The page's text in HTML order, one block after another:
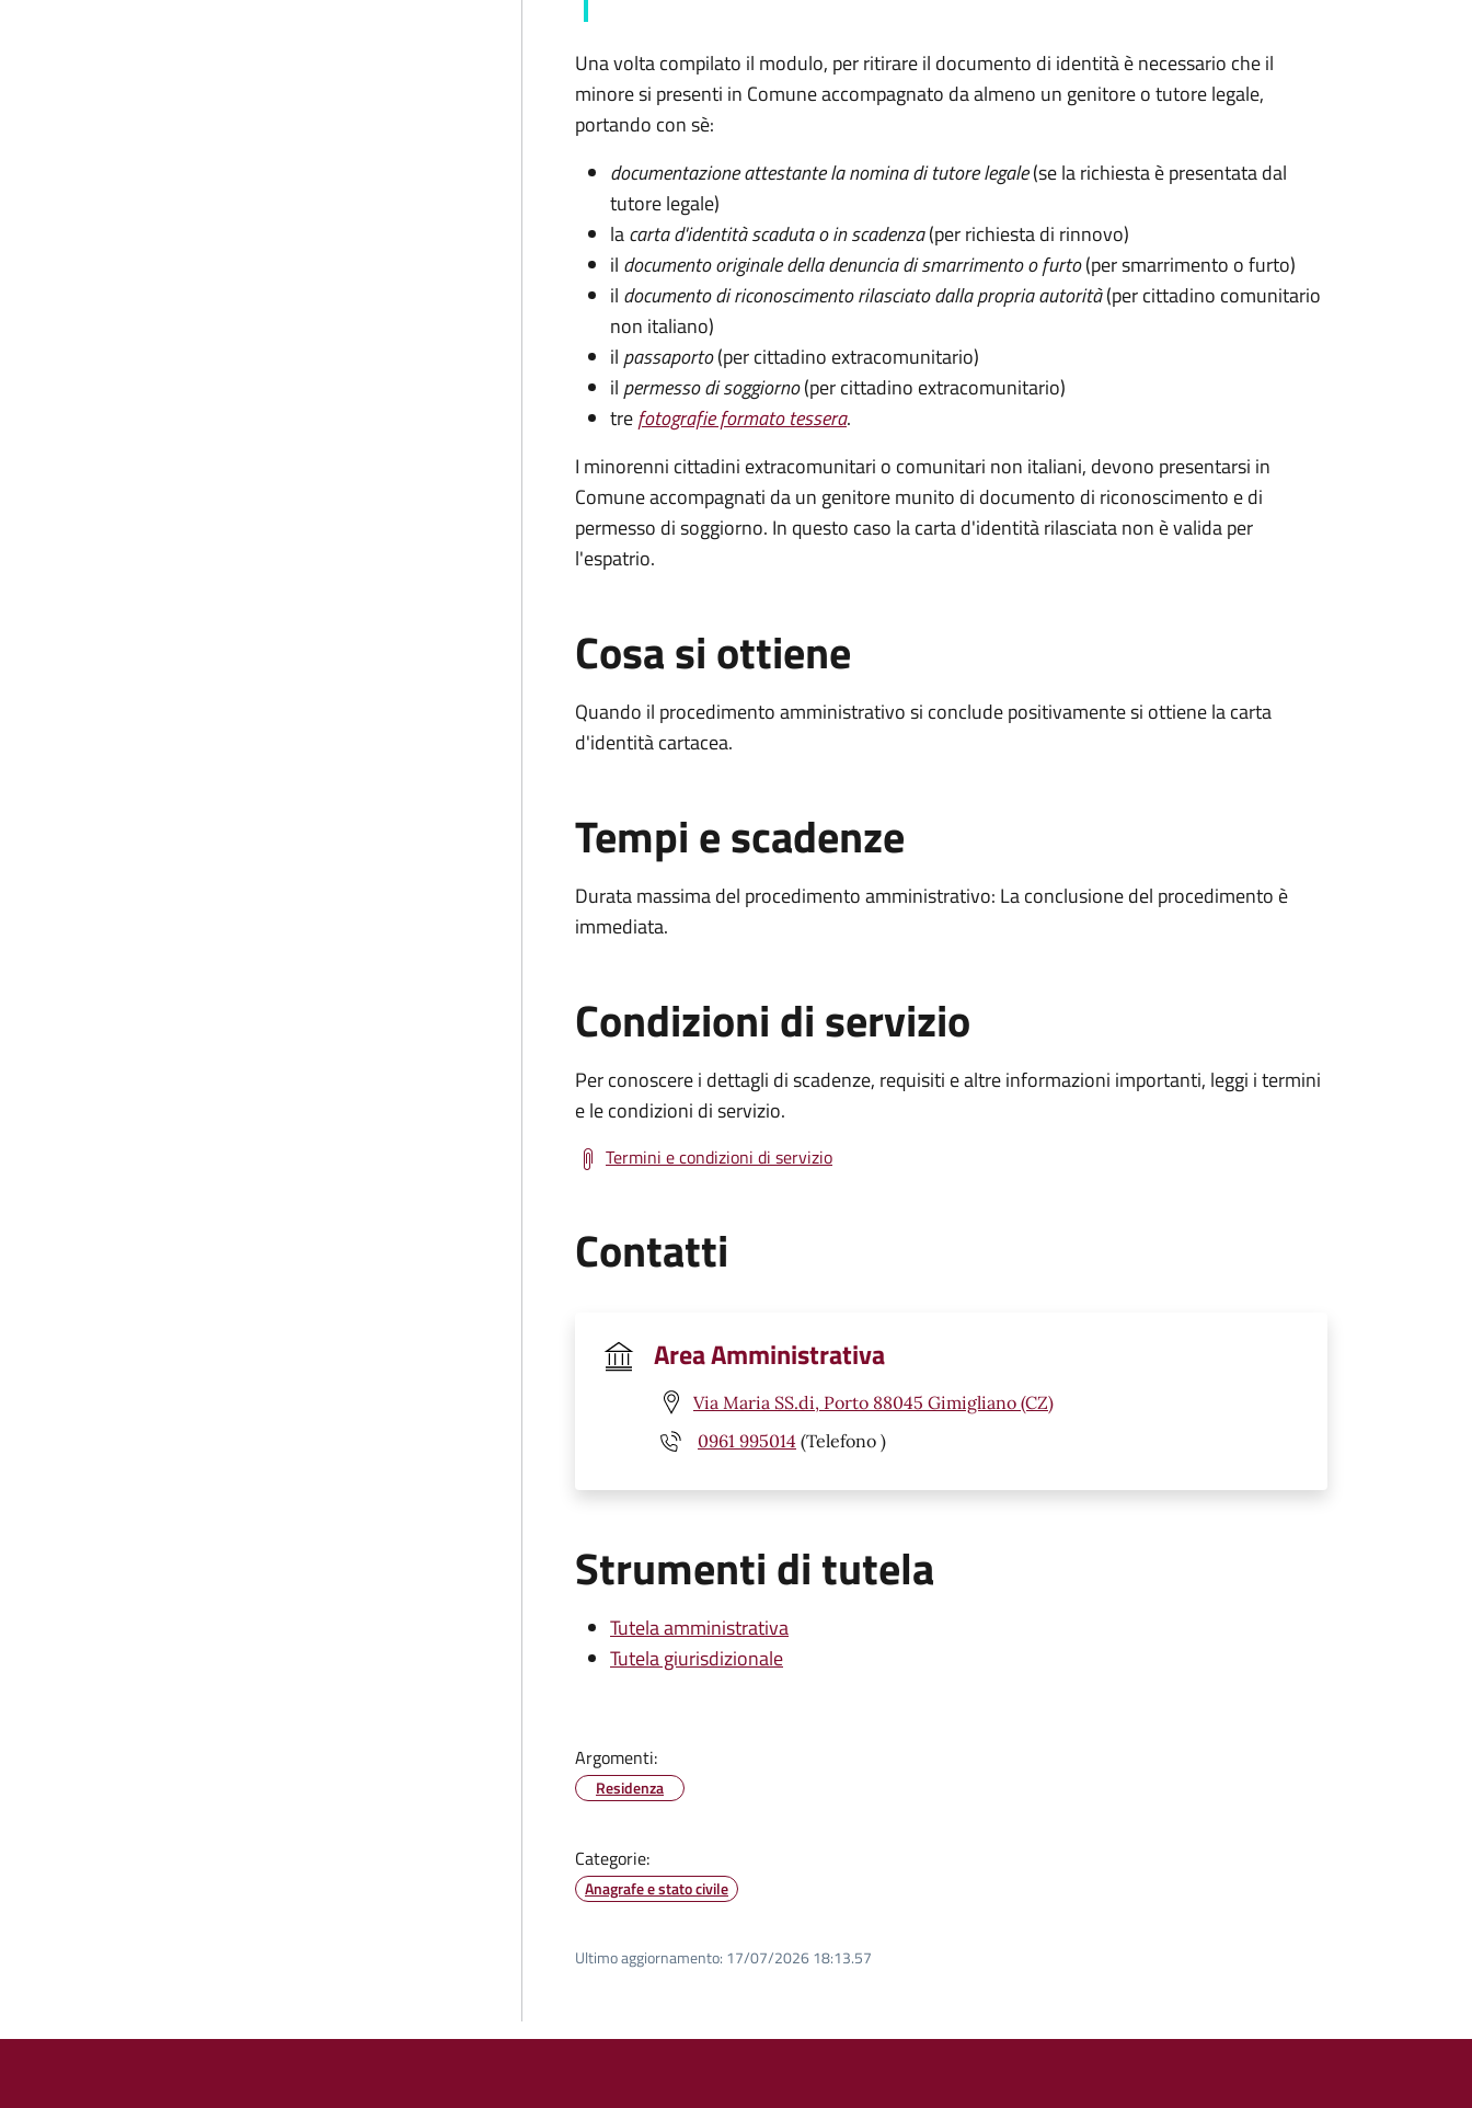
Una volta compilato il modulo, per ritirare il documento di identità è necessario che il
minore si presenti in Comune accompagnato da almeno un genitore o tutore legale,
portando con sè:
documentazione attestante la nomina di tutore legale(se la richiesta è presentata dal
tutore legale)
lacarta d'identità scaduta o in scadenza(per richiesta di rinnovo)
il documento originale della denuncia di smarrimento o furto(per smarrimento o furto)
il documento di riconoscimento rilasciato dalla propria autorità(per cittadino comunitario
non italiano)
il passaporto(per cittadino extracomunitario)
il permesso di soggiorno(per cittadino extracomunitario)
trefotografie formato tessera.
I minorenni cittadini extracomunitari o comunitari non italiani, devono presentarsi in
Comune accompagnati da un genitore munito di documento di riconoscimento e di
permesso di soggiorno. In questo caso la carta d'identità rilasciata non è valida per
l'espatrio.
Cosa si ottiene
Quando il procedimento amministrativo si conclude positivamente si ottiene la carta
d'identità cartacea.
Tempi e scadenze
Durata massima del procedimento amministrativo: La conclusione del procedimento è
immediata.
Condizioni di servizio
Per conoscere i dettagli di scadenze, requisiti e altre informazioni importanti, leggi i termini
e le condizioni di servizio.
Termini e condizioni di servizio
Contatti
Area Amministrativa
Via Maria SS.di, Porto 88045 Gimigliano (CZ)
0961 995014 (Telefono )
Strumenti di tutela
Tutela amministrativa
Tutela giurisdizionale
Argomenti:
Residenza
Categorie:
Anagrafe e stato civile
Ultimo aggiornamento: 17/07/2026 18:13.57